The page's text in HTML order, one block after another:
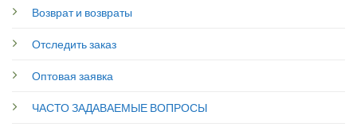
Возврат и возвраты
Отследить заказ
Оптовая заявка
ЧАСТО ЗАДАВАЕМЫЕ ВОПРОСЫ